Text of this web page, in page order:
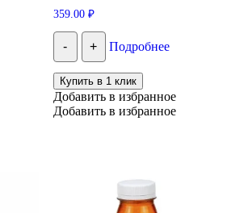
359.00 ₽
- + Подробнее
Купить в 1 клик
Добавить в избранное
Добавить в избранное